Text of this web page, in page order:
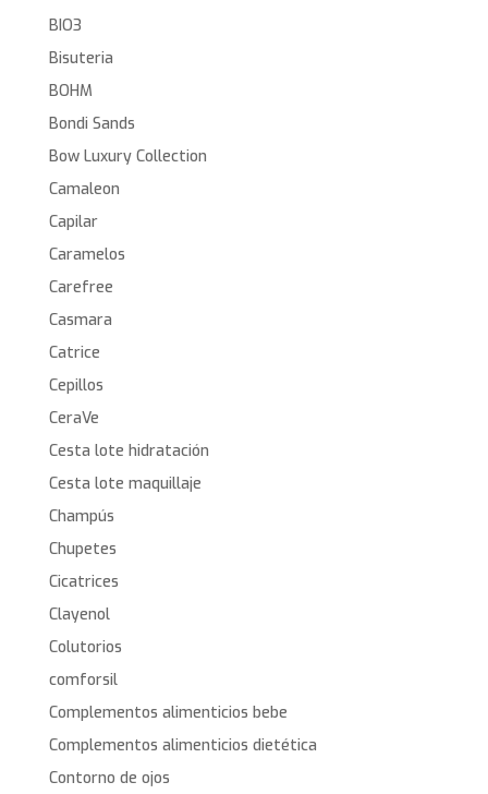
BIO3
Bisuteria
BOHM
Bondi Sands
Bow Luxury Collection
Camaleon
Capilar
Caramelos
Carefree
Casmara
Catrice
Cepillos
CeraVe
Cesta lote hidratación
Cesta lote maquillaje
Champús
Chupetes
Cicatrices
Clayenol
Colutorios
comforsil
Complementos alimenticios bebe
Complementos alimenticios dietética
Contorno de ojos